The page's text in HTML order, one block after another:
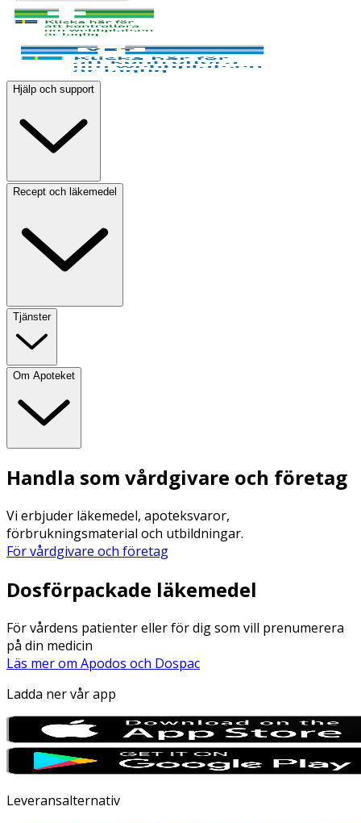
Hjälp och support
Recept och läkemedel
Tjänster
Om Apoteket
Handla som vårdgivare och företag
Vi erbjuder läkemedel, apoteksvaror,
förbrukningsmaterial och utbildningar.
För vårdgivare och företag
Dosförpackade läkemedel
För vårdens patienter eller för dig som vill prenumerera
på din medicin
Läs mer om Apodos och Dospac
Ladda ner vår app
Leveransalternativ